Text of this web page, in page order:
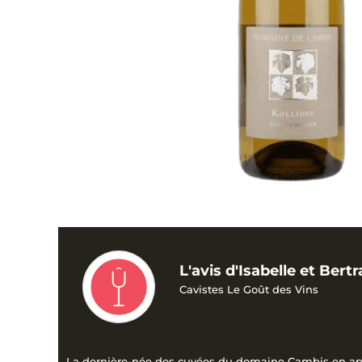
L'avis d'Isabelle et
Cavistes Le Goût des Vins